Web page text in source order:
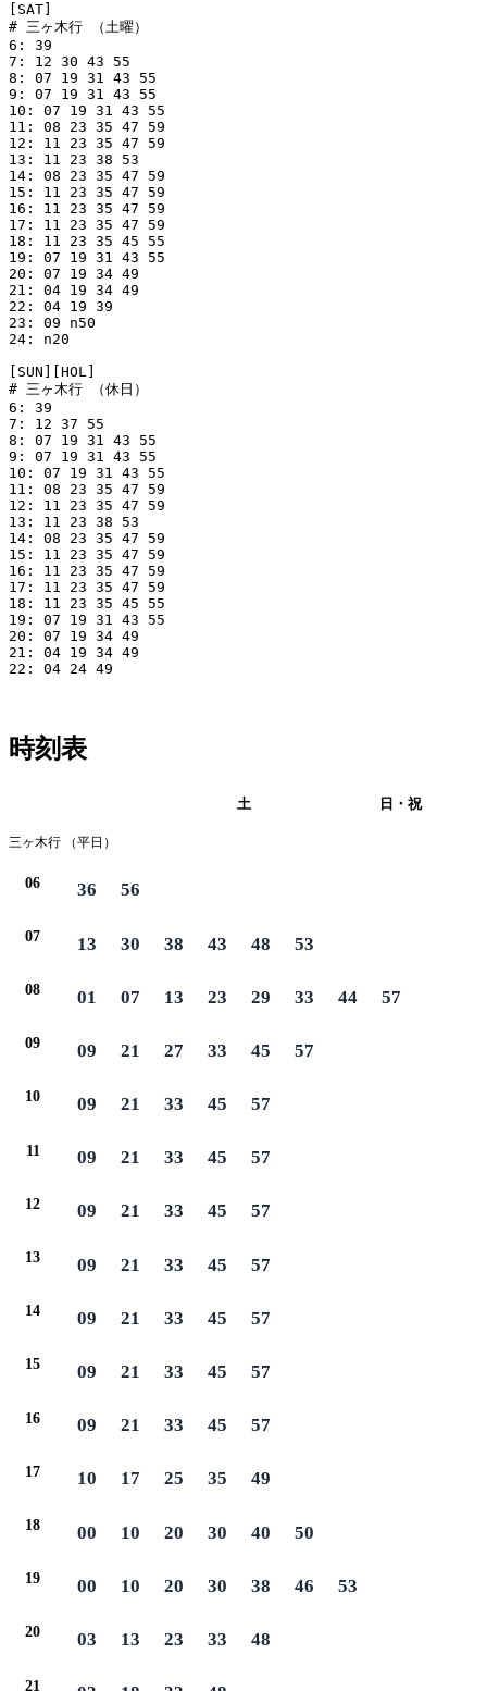
[SAT]
# 三ヶ木行 （土曜）
6: 39
7: 12 30 43 55
8: 07 19 31 43 55
9: 07 19 31 43 55
10: 07 19 31 43 55
11: 08 23 35 47 59
12: 11 23 35 47 59
13: 11 23 38 53
14: 08 23 35 47 59
15: 11 23 35 47 59
16: 11 23 35 47 59
17: 11 23 35 47 59
18: 11 23 35 45 55
19: 07 19 31 43 55
20: 07 19 34 49
21: 04 19 34 49
22: 04 19 39
23: 09 n50
24: n20
[SUN][HOL]
# 三ヶ木行 （休日）
6: 39
7: 12 37 55
8: 07 19 31 43 55
9: 07 19 31 43 55
10: 07 19 31 43 55
11: 08 23 35 47 59
12: 11 23 35 47 59
13: 11 23 38 53
14: 08 23 35 47 59
15: 11 23 35 47 59
16: 11 23 35 47 59
17: 11 23 35 47 59
18: 11 23 35 45 55
19: 07 19 31 43 55
20: 07 19 34 49
21: 04 19 34 49
22: 04 24 49
時刻表
土 日・祝
三ヶ木行 （平日）
06 36 56
07 13 30 38 43 48 53
08 01 07 13 23 29 33 44 57
09 09 21 27 33 45 57
10 09 21 33 45 57
11 09 21 33 45 57
12 09 21 33 45 57
13 09 21 33 45 57
14 09 21 33 45 57
15 09 21 33 45 57
16 09 21 33 45 57
17 10 17 25 35 49
18 00 10 20 30 40 50
19 00 10 20 30 38 46 53
20 03 13 23 33 48
21